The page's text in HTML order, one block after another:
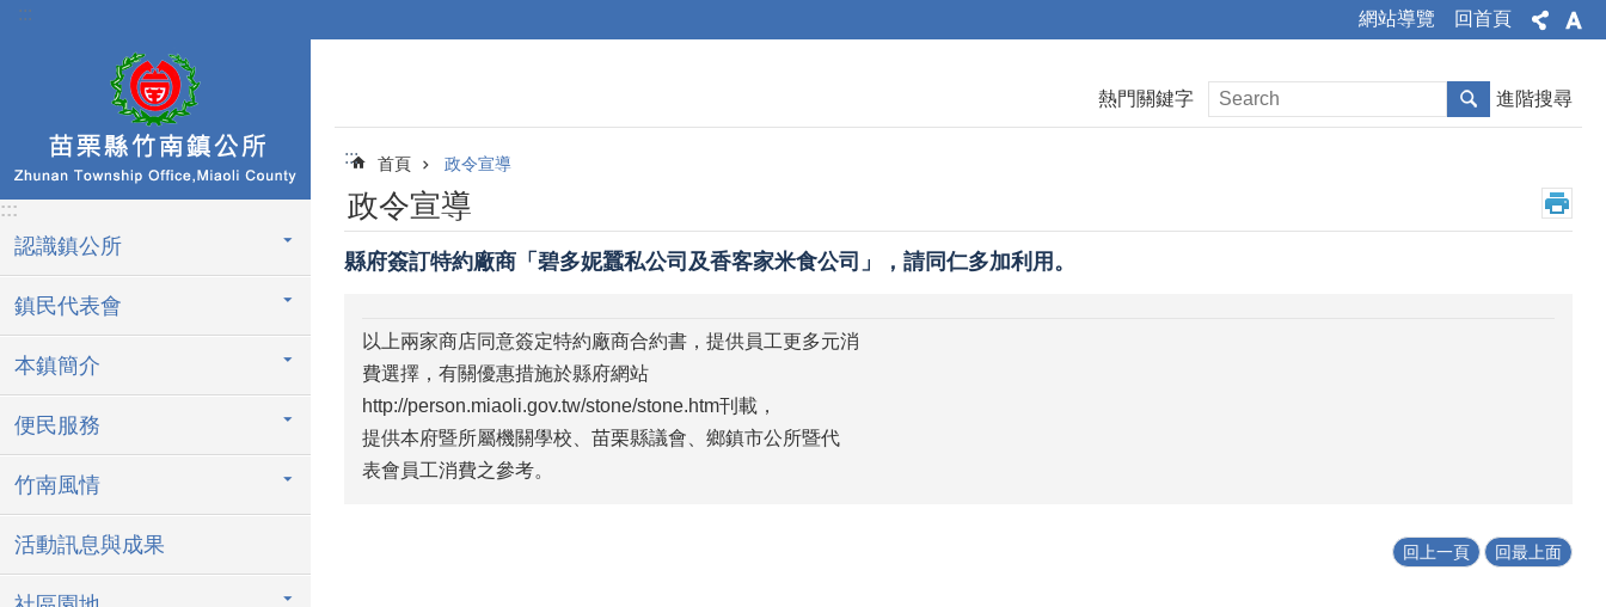
跳到主要內容區塊
::: 網站導覽 回首頁
:::
認識鎮公所
鎮民代表會
本鎮簡介
便民服務
竹南風情
活動訊息與成果
熱門關鍵字 進階搜尋
::: 首頁 政令宣導
政令宣導
縣府簽訂特約廠商「碧多妮蠶私公司及香客家米食公司」，請同仁多加利用。
以上兩家商店同意簽定特約廠商合約書，提供員工更多元消
費選擇，有關優惠措施於縣府網站
http://person.miaoli.gov.tw/stone/stone.htm刊載，
提供本府暨所屬機關學校、苗栗縣議會、鄉鎮市公所暨代
表會員工消費之參考。
回上一頁 回最上面